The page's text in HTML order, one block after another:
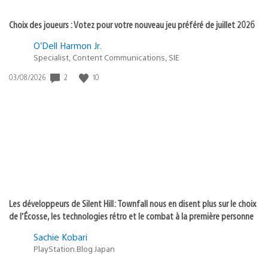
Choix des joueurs : Votez pour votre nouveau jeu préféré de juillet 2026
O’Dell Harmon Jr.
Specialist, Content Communications, SIE
Date
03/08/2026 2 10
Les développeurs de Silent Hill: Townfall nous en disent plus sur le choix
de l’Écosse, les technologies rétro et le combat à la première personne
Sachie Kobari
PlayStation.Blog Japan